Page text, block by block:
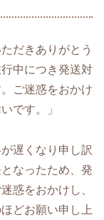
だきありがとう
中につき発送対
ご迷惑をおかけ
です。」
が遅くなり申し訳
なったため、発
惑をおかけし、
どお願い申し上